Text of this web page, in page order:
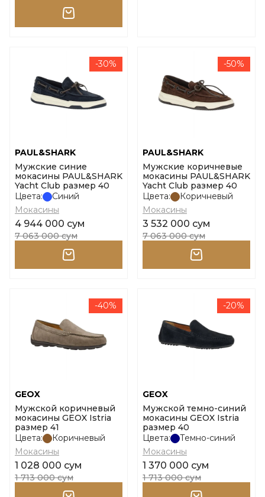
-30%
PAUL&SHARK
Мужские синие
мокасины PAUL&SHARK
Yacht Club размер 40
Цвета:
Синий
Мокасины
4 944 000 сум
7 063 000 сум
-50%
PAUL&SHARK
Мужские коричневые
мокасины PAUL&SHARK
Yacht Club размер 40
Цвета:
Коричневый
Мокасины
3 532 000 сум
7 063 000 сум
-40%
GEOX
Мужской коричневый
мокасины GEOX Istria
размер 41
Цвета:
Коричневый
Мокасины
1 028 000 сум
1 713 000 сум
-20%
GEOX
Мужской темно-синий
мокасины GEOX Istria
размер 40
Цвета:
Темно-синий
Мокасины
1 370 000 сум
1 713 000 сум